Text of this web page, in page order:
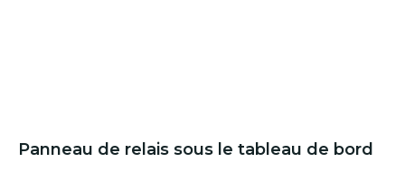
Panneau de relais sous le tableau de bord